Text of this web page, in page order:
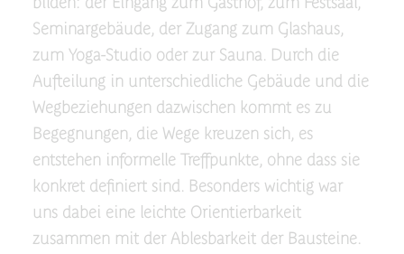
Seminargebäude, der Zugang zum Glashaus,
zum Yoga-Studio oder zur Sauna. Durch die
Aufteilung in unterschiedliche Gebäude und die
Wegbeziehungen dazwischen kommt es zu
Begegnungen, die Wege kreuzen sich, es
entstehen informelle Treffpunkte, ohne dass sie
konkret definiert sind. Besonders wichtig war
uns dabei eine leichte Orientierbarkeit
zusammen mit der Ablesbarkeit der Bausteine.